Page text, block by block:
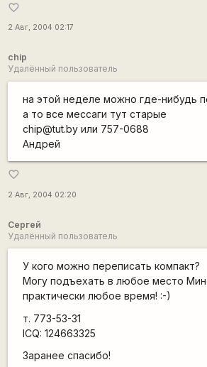
favorite_border
2 Авг, 2004 02:17
chip
Удалённый пользователь
на этой неделе можно где-нибудь
а то все мессаги тут старые
chip@tut.by или 757-0688
Андрей
favorite_border
2 Авг, 2004 02:20
Сергей
Удалённый пользователь
У кого можно переписать компакт?
Могу подъехать в любое место
практически любое время! :-)
т. 773-53-31
ICQ: 124663325
Заранее спасибо!